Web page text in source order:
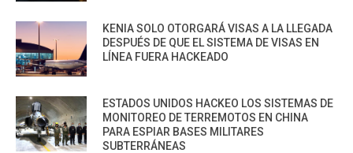
KENIA SOLO OTORGARÁ VISAS A LA LLEGADA
DESPUÉS DE QUE EL SISTEMA DE VISAS EN
LÍNEA FUERA HACKEADO
ESTADOS UNIDOS HACKEO LOS SISTEMAS DE
MONITOREO DE TERREMOTOS EN CHINA
PARA ESPIAR BASES MILITARES
SUBTERRÁNEAS